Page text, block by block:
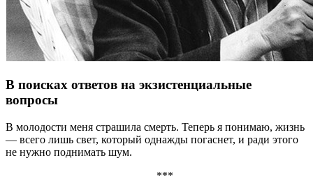
В поисках ответов на экзистенциальные
вопросы
В молодости меня страшила смерть. Теперь я понимаю, жизнь
— всего лишь свет, который однажды погаснет, и ради этого
не нужно поднимать шум.
***